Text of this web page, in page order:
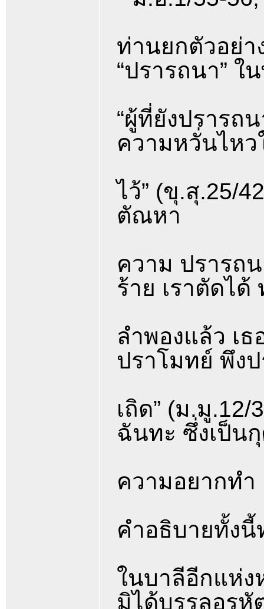
ท่านยกตัวอย่า
“ปรารถนา” ใ
“ผู้ที่ยังปรารถ
ความหวั่นไหว
ไว้” (ขุ.สุ.25/
ตัณหา
ความ ปรารถ
ร้าย เราตัดไ
ลำพองแล้ว เ
ปราโมทย์ พึง
เถิด” (ม.มู
ฉันทะ ซึ่งเป็น
ความอยากทำ
คำอธิบายทั้งนี้
ในบาลีอีกแห่ง
มิได้บรรลุอรหั